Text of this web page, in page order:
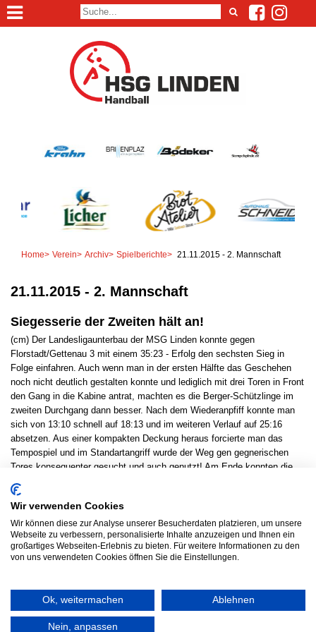
Home> Verein> Archiv> Spielberichte> 21.11.2015 - 2. Mannschaft
21.11.2015 - 2. Mannschaft
Siegesserie der Zweiten hält an!
(cm) Der Landesligaunterbau der MSG Linden konnte gegen
Florstadt/Gettenau 3 mit einem 35:23 - Erfolg den sechsten Sieg in
Folge einfahren. Auch wenn man in der ersten Hälfte das Geschehen
noch nicht deutlich gestalten konnte und lediglich mit drei Toren in Front
den Gang in die Kabine antrat, machten es die Berger-Schützlinge im
zweiten Durchgang dann besser. Nach dem Wiederanpfiff konnte man
sich von 13:10 schnell auf 18:13 und im weiteren Verlauf auf 25:16
absetzen. Aus einer kompakten Deckung heraus forcierte man das
Tempospiel und im Standartangriff wurde der Weg gen gegnerischen
Tores konsequenter gesucht und auch genutzt! Am Ende konnten die
Da die dritte Garde der HSG Wettenberg erst am morgigen Sonntag ran
muss, kann die zweite Herren mit 18:2 Punkten zumindestens für einen
Abend die Tabellenspitze erklimmen! Eine schöne Momentaufnahme,
die sich die junge und ambitionierte Truppe redlich verdient hat!
Ergebnisdienst
© 2026 HSG LINDEN HANDBALL
Wir verwenden Cookies
Wir können diese zur Analyse unserer Besucherdaten platzieren, um unsere
Webseite zu verbessern, personalisierte Inhalte anzuzeigen und Ihnen ein
großartiges Webseiten-Erlebnis zu bieten. Für weitere Informationen zu den
von uns verwendeten Cookies öffnen Sie die Einstellungen.
Ok, weitermachen Ablehnen
Nein, anpassen